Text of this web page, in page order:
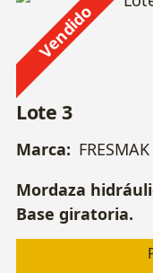
Vendido
Lote 3
Marca: FRESMAK
Mordaza
Base giratoria.